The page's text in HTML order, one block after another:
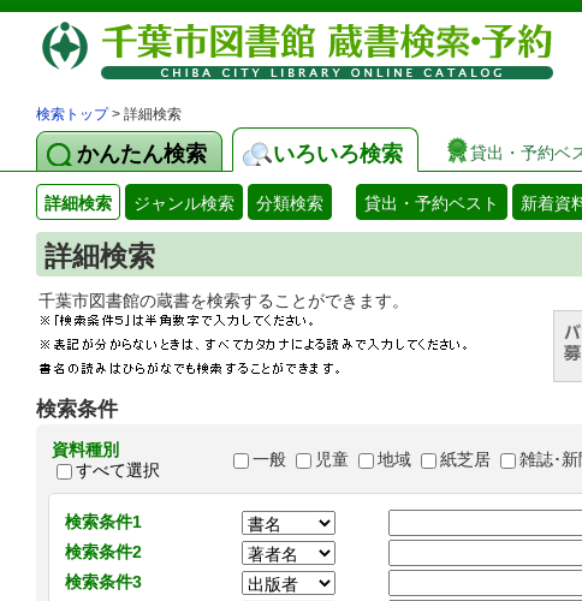
検索トップ> 詳細検索
かんたん検索 いろいろ検索 貸出・予約ベ
詳細検索 ジャンル検索 分類検索 貸出・予約ベスト 新着資
詳細検索
千葉市図書館の蔵書を検索することができます。
検索条件
資料種別
すべて選択
一般 児童 地域 紙芝居 雑誌･新
検索条件1
検索条件2
検索条件3